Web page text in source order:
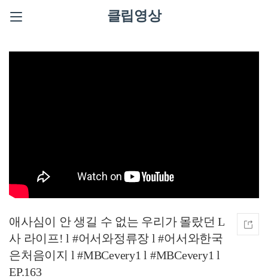
클립영상
애사심이 안 생길 수 없는 우리가 몰랐던 L
사 라이프! l #어서와정류장 l #어서와한국
은처음이지 l #MBCevery1 l #MBCevery1 l
EP.163